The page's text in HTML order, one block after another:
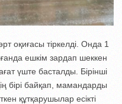
оқиғасы тіркелді. Онда 1
ешкім зардап шеккен
үште басталды. Бірінші
бірі байқап, мамандарды
құтқарушылар есікті